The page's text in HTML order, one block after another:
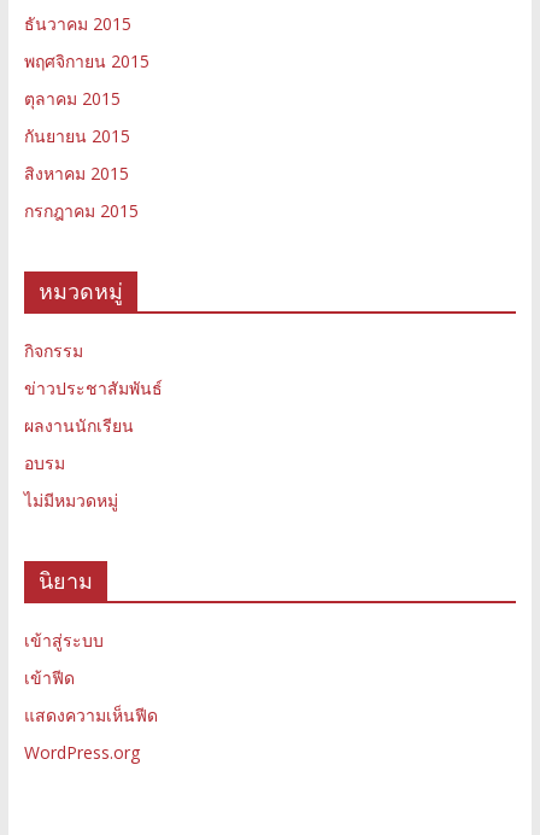
ธันวาคม 2015
พฤศจิกายน 2015
ตุลาคม 2015
กันยายน 2015
สิงหาคม 2015
กรกฎาคม 2015
หมวดหมู่
กิจกรรม
ข่าวประชาสัมพันธ์
ผลงานนักเรียน
อบรม
ไม่มีหมวดหมู่
นิยาม
เข้าสู่ระบบ
เข้าฟีด
แสดงความเห็นฟีด
WordPress.org